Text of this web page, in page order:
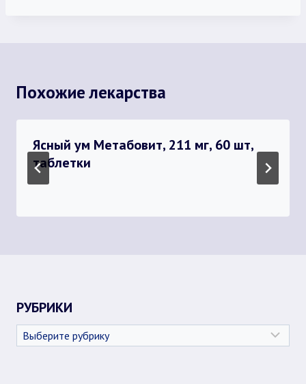
Похожие лекарства
Ясный ум Метабовит, 211 мг, 60 шт,
таблетки
РУБРИКИ
Рубрики